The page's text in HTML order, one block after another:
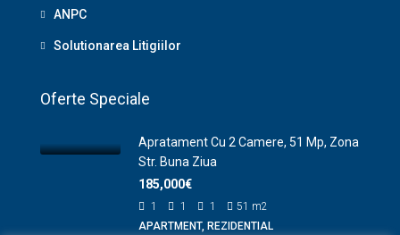
ANPC
Solutionarea Litigiilor
Oferte Speciale
Apratament Cu 2 Camere, 51 Mp, Zona
Str. Buna Ziua
185,000€
1 1 1 51 m2
APARTMENT, REZIDENTIAL